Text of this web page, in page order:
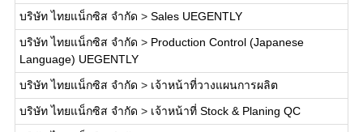
บริษัท ไทยแน็กซิส จำกัด > Sales UEGENTLY
บริษัท ไทยแน็กซิส จำกัด > Production Control (Japanese
Language) UEGENTLY
บริษัท ไทยแน็กซิส จำกัด > เจ้าหน้าที่วางแผนการผลิต
บริษัท ไทยแน็กซิส จำกัด > เจ้าหน้าที่ Stock & Planing QC